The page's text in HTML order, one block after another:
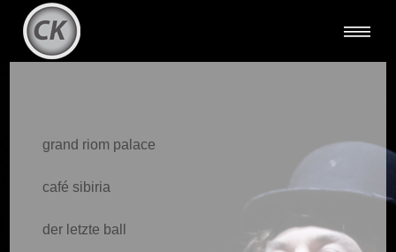
grand riom palace
café sibiria
der letzte ball